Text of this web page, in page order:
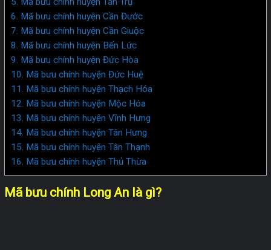
6. Mã bưu chính huyện Cần Đước
7. Mã bưu chính huyện Cần Giuộc
8. Mã bưu chính huyện Bến Lức
9. Mã bưu chính huyện Đức Hòa
10. Mã bưu chính huyện Đức Huệ
11. Mã bưu chính huyện Thạch Hóa
12. Mã bưu chính huyện Mộc Hóa
13. Mã bưu chính huyện Vĩnh Hưng
14. Mã bưu chính huyện Tân Hưng
15. Mã bưu chính huyện Tân Thạnh
16. Mã bưu chính huyện Thủ Thừa
Mã bưu chính Long An là gì?